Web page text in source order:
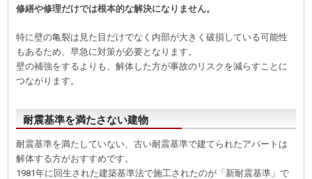
修繕や修理だけでは根本的な解決になりません。
特に壁の亀裂は見た目だけでなく内部が大きく破損している可能性
もあるため、早急に対策が必要となります。
壁の補強をするよりも、解体した方が事故のリスクを減らすことに
つながります。
耐震基準を満たさない建物
耐震基準を満たしていない、古い耐震基準で建てられたアパートは
解体する方がおすすめです。
1981年に回生された建築基準法で施工されたのが「新耐震基準」で